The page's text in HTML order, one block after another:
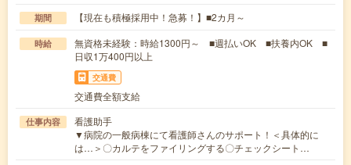
期間 【現在も積極採用中！急募！】■2カ月～
時給
無資格未経験：時給1300円～ ■週払いOK ■扶養内OK ■
日収1万400円以上
交通費
交通費全額支給
仕事内容
看護助手
▼病院の一般病棟にて看護師さんのサポート！＜具体的に
は…＞〇カルテをファイリングする〇チェックシート…